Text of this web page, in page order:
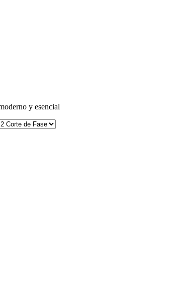
y esencial